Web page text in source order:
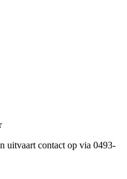
uitvaart contact op via 0493-